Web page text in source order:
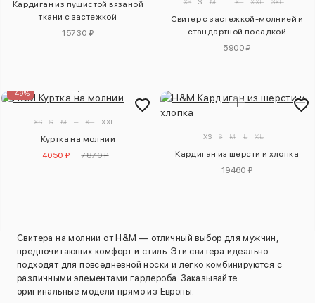
Кардиган из пушистой вязаной
ткани с застежкой
15730 ₽
Свитер с застежкой-молнией и
стандартной посадкой
5900 ₽
–49%
XS S M L XL XXL
Куртка на молнии
4050 ₽
7870 ₽
XS S M L XL
Кардиган из шерсти и хлопка
19460 ₽
Свитера на молнии от H&M — отличный выбор для мужчин,
предпочитающих комфорт и стиль. Эти свитера идеально
подходят для повседневной носки и легко комбинируются с
различными элементами гардероба. Заказывайте
оригинальные модели прямо из Европы.